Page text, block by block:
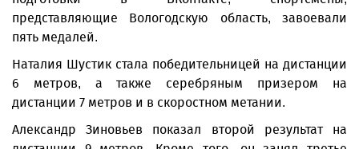
представляющие Вологодскую область, завоевали
пять медалей.
Наталия Шустик стала победительницей на дистанции
6 метров, а также серебряным призером на
дистанции 7 метров и в скоростном метании.
Александр Зиновьев показал второй результат на